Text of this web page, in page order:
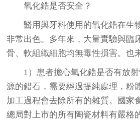
氧化鋯是否安全？
醫用與牙科使用的氧化鋯在生
非常出色。多年來，大量實驗與臨
骨、軟組織細胞均無毒性損害。也
1）患者擔心氧化鋯是否有放
源的錯石，需要經過提純處理，粉
加工過程會去除所有的雜質。國家
總局對上市的所有陶瓷材料有嚴格